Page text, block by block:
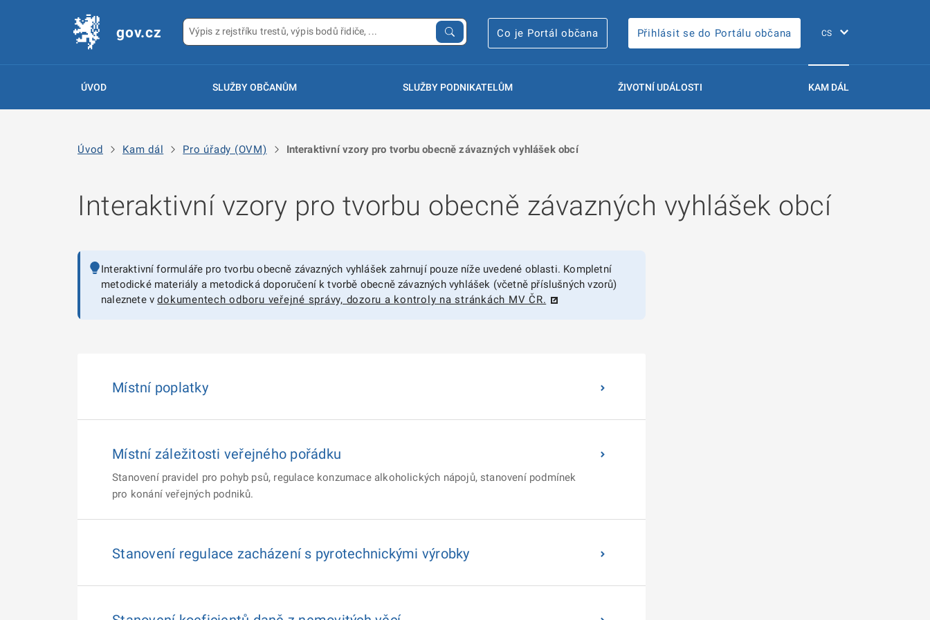
gov.cz Co je Portál občana Přihlásit se do Portálu občana
ÚVOD SLUŽBY OBČANŮM SLUŽBY PODNIKATELŮM ŽIVOTNÍ UDÁLOSTI KAM DÁL
Úvod Kam dál Pro úřady (OVM) Interaktivní vzory pro tvorbu obecně závazných vyhlášek obcí
Interaktivní vzory pro tvorbu obecně závazných vyhlášek obcí
Interaktivní formuláře pro tvorbu obecně závazných vyhlášek zahrnují pouze níže uvedené oblasti. Kompletní
metodické materiály a metodická doporučení k tvorbě obecně závazných vyhlášek (včetně příslušných vzorů)
naleznete vdokumentech odboru veřejné správy, dozoru a kontroly na stránkách MV ČR.
Místní poplatky
Místní záležitosti veřejného pořádku
Stanovení pravidel pro pohyb psů, regulace konzumace alkoholických nápojů, stanovení podmínek
pro konání veřejných podniků.
Stanovení regulace zacházení s pyrotechnickými výrobky